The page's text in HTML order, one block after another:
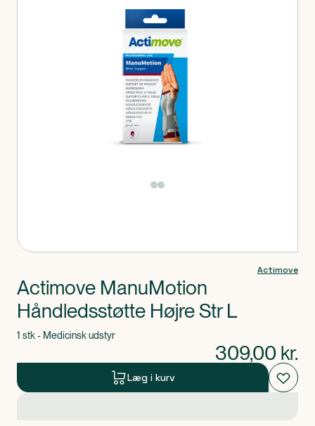
Actimove
Actimove ManuMotion
Håndledsstøtte Højre Str L
1 stk - Medicinsk udstyr
309,00 kr.
Læg i kurv